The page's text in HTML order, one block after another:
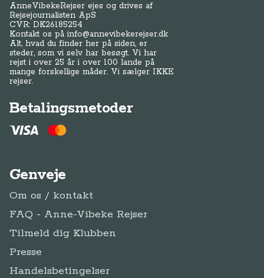
AnneVibekeRejser ejes og drives af
Rejsejournalisten ApS
CVR: DK26185254
Kontakt os påinfo@annevibekerejser.dk
Alt, hvad du finder her på siden, er
steder, som vi selv har besøgt. Vi har
rejst i over 25 år i over 100 lande på
mange forskellige måder. Vi sælger IKKE
rejser.
Betalingsmetoder
Genveje
Om os / kontakt
FAQ - Anne-Vibeke Rejser
Tilmeld dig Klubben
Presse
Handelsbetingelser